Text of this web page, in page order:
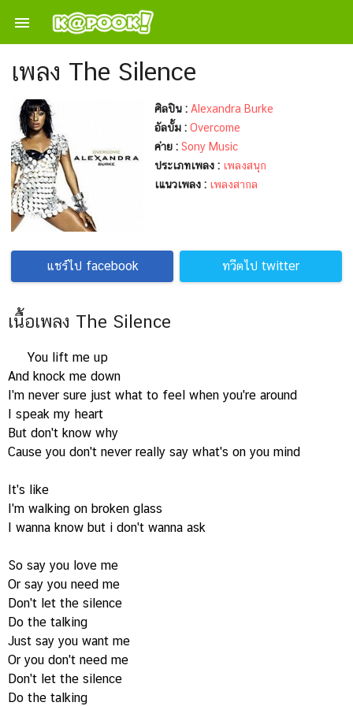

เพลง The Silence
ศิลปิน : Alexandra Burke
อัลบั้ม : Overcome
ค่าย : Sony Music
ประเภทเพลง : เพลงสนุก
เแนวเพลง : เพลงสากล
แชร์ไป facebook ทวีตไป twitter
เนื้อเพลง The Silence
You lift me up
And knock me down
I'm never sure just what to feel when you're around
I speak my heart
But don't know why
Cause you don't never really say what's on you mind
It's like
I'm walking on broken glass
I wanna know but i don't wanna ask
So say you love me
Or say you need me
Don't let the silence
Do the talking
Just say you want me
Or you don't need me
Don't let the silence
Do the talking